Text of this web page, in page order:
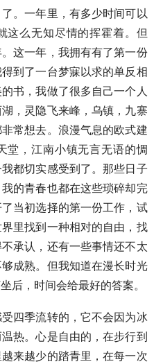
。一年里，有多少时间可以
这么无知尽情的挥霍着。但
这一年，我拥有有了第一份
到了一台梦寐以求的单反相
书，我做了很多自己一个人
，灵隐飞来峰，乌镇，九寨
常想去。浪漫气息的欧式建
堂，江南小镇无言无语的惆
都切实感受到了。那些日子
的青春也都在这些琐碎却完
当初选择的第一份工作，试
里找到一种相对的自由，找
承认，还有一些事情还不太
成熟。但我知道在漫长时光
后，时间会给最好的答案。
四季流转的，它不会因为冰
热。心是自由的，在步行到
来越少的踏青里，在每一次